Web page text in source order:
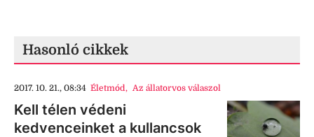
Hasonló cikkek
2017. 10. 21., 08:34 Életmód, Az állatorvos válaszol
Kell télen védeni
kedvenceinket a kullancsok